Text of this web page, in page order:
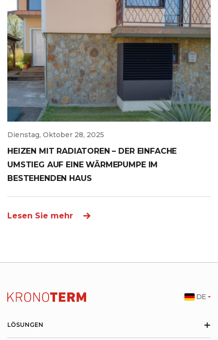
Dienstag, Oktober 28, 2025
HEIZEN MIT RADIATOREN – DER EINFACHE
UMSTIEG AUF EINE WÄRMEPUMPE IM
BESTEHENDEN HAUS
Lesen Sie mehr
LÖSUNGEN +
DE